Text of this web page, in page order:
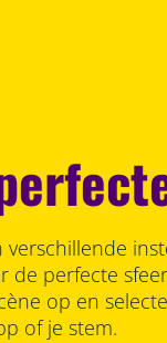
verschillende
de perfecte
op en
of je stem.